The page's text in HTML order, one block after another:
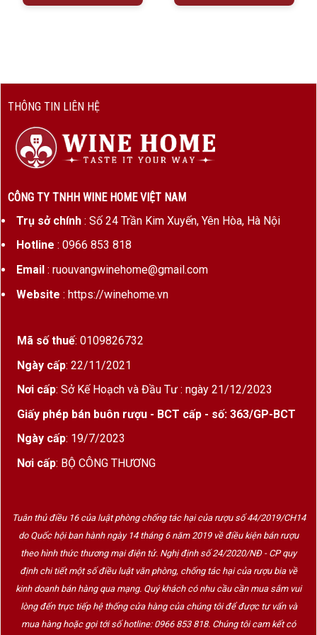
vị
tươi mát như táo xanh, lê, chanh
nhẹ
Dư vị
Thanh thoát, cân bằng giữa vị
từ Chardonnay
Độ cồn Khoảng 12% ABV
Prestige đúng chuẩn
Nhiệt độ phục vụ:6 – 8°C để giữ trọn vẹn
Dùng ly flute hoặc tulip:
sủi và hương thơm tốt nhất
Mở rượu đúng cách:Vặn nhẹ nút bấc thay vì
4. Gợi ý kết hợp món ăn hoàn hảo
Champagne Alain Navarre Prestige có cấu trúc
Phô mai cao cấp:Brie, Camembert, Comté
Thịt trắng:Gà nướng, vịt sốt cam, cá hồi áp chảo
Món khai vị:Caviar, bánh tart phô mai, salad trái
cây
5. Vì sao nên chọn Champagne Alain Navarre Prestige?
THÔNG TIN LIÊN HỆ
CÔNG TY TNHH WINE HOME VIỆT NAM
Trụ sở chính: Số 24 Trần Kim Xuyến, Yên Hòa, Hà Nội
Hotline : 0966 853 818
Email: ruouvangwinehome@gmail.com
Website : https://winehome.vn
Mã số thuế: 0109826732
Ngày cấp: 22/11/2021
Nơi cấp: Sở Kế Hoạch và Đầu Tư : ngày 21/12/2023
Giấy phép bán buôn rượu - BCT cấp - số: 363/GP-BCT
Ngày cấp: 19/7/2023
Nơi cấp: BỘ CÔNG THƯƠNG
Tuân thủ điều 16 của luật phòng chống tác hại của rượu số 44/2019/CH14
do Quốc hội ban hành ngày 14 tháng 6 năm 2019 về điều kiện bán rượu
theo hình thức thương mại điện tử. Nghị định số 24/2020/NĐ - CP quy
định chi tiết một số điều luật văn phòng, chống tác hại của rượu bia về
kinh doanh bán hàng qua mạng. Quý khách có nhu cầu cần mua sắm vui
lòng đến trực tiếp hệ thống cửa hàng của chúng tôi để được tư vấn và
mua hàng hoặc gọi tới số hotline: 0966 853 818. Chúng tôi cam kết có